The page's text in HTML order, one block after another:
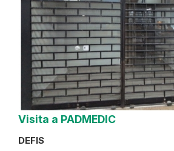
Visita a PADMEDIC
DEFIS